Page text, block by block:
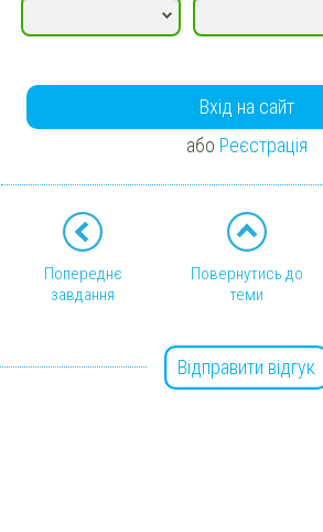
Вхід на сайт
або Реєстрація
Попереднє
завдання
Повернутись до
теми
Відправити відгук